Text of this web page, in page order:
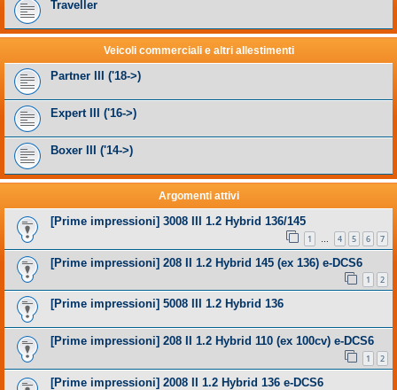
Traveller
Veicoli commerciali e altri allestimenti
Partner III ('18->)
Expert III ('16->)
Boxer III ('14->)
Argomenti attivi
[Prime impressioni] 3008 III 1.2 Hybrid 136/145
1 … 4 5 6 7
[Prime impressioni] 208 II 1.2 Hybrid 145 (ex 136) e-DCS6
1 2
[Prime impressioni] 5008 III 1.2 Hybrid 136
[Prime impressioni] 208 II 1.2 Hybrid 110 (ex 100cv) e-DCS6
1 2
[Prime impressioni] 2008 II 1.2 Hybrid 136 e-DCS6